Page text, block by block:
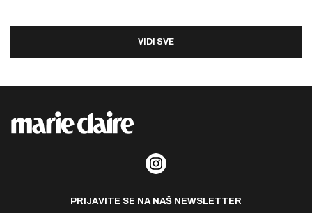
VIDI SVE
PRIJAVITE SE NA NAŠ NEWSLETTER